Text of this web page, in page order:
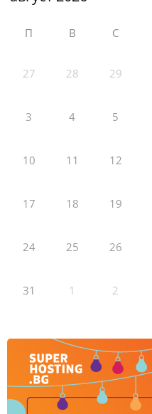
П В С
27 28 29
3 4 5
10 11 12
17 18 19
24 25 26
31 1 2